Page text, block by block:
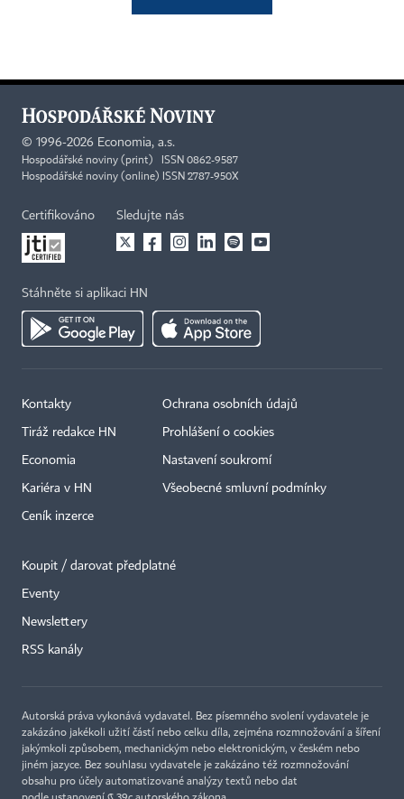
© 1996-2026 Economia, a.s.
Hospodářské noviny (print) ISSN 0862-9587
Hospodářské noviny (online) ISSN 2787-950X
Certifikováno Sledujte nás
Stáhněte si aplikaci HN
Kontakty
Tiráž redakce HN
Economia
Kariéra v HN
Ceník inzerce
Ochrana osobních údajů
Prohlášení o cookies
Nastavení soukromí
Všeobecné smluvní podmínky
Koupit / darovat předplatné
Eventy
Newslettery
RSS kanály
Autorská práva vykonává vydavatel. Bez písemného svolení vydavatele je
zakázáno jakékoli užití částí nebo celku díla, zejména rozmnožování a šíření
jakýmkoli způsobem, mechanickým nebo elektronickým, v českém nebo
jiném jazyce. Bez souhlasu vydavatele je zakázáno též rozmnožování
obsahu pro účely automatizované analýzy textů nebo dat